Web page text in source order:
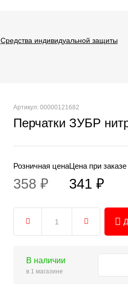
Средства индивидуальной защиты
Артикул: 00000121682
Перчатки ЗУБР
Розничная цена
358 ₽
Цена при
341 ₽
В наличии
в 1 магазине